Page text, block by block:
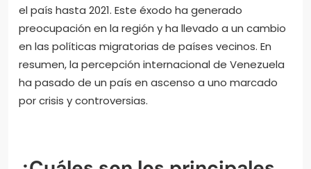
el país hasta 2021. Este éxodo ha generado
preocupación en la región y ha llevado a un cambio
en las políticas migratorias de países vecinos. En
resumen, la percepción internacional de Venezuela
ha pasado de un país en ascenso a uno marcado
por crisis y controversias.